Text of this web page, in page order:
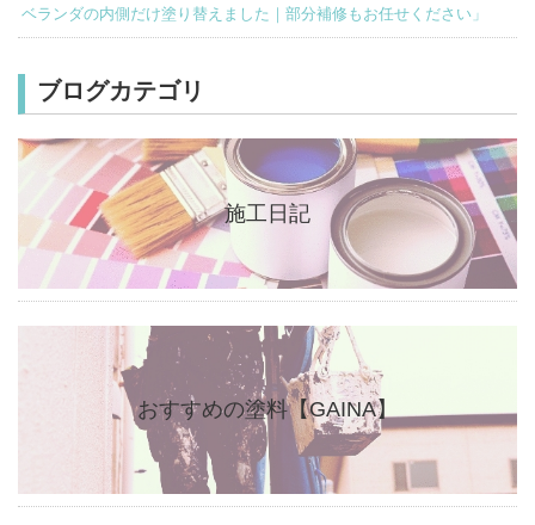
ベランダの内側だけ塗り替えました｜部分補修もお任せください」
ブログカテゴリ
施工日記
おすすめの塗料【GAINA】